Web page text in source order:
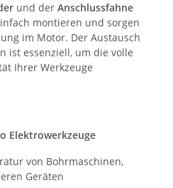
und der Anschlussfahne
montieren und sorgen
im Motor. Der Austausch
ist essenziell, um die volle
Ihrer Werkzeuge
Elektrowerkzeuge
von Bohrmaschinen,
Geräten